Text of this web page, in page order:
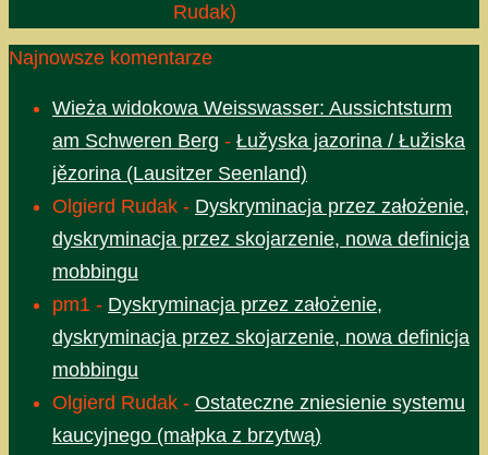
Rudak)
Najnowsze komentarze
Wieża widokowa Weisswasser: Aussichtsturm
am Schweren Berg - Łužyska jazorina / Łužiska
jězorina (Lausitzer Seenland)
Olgierd Rudak - Dyskryminacja przez założenie,
dyskryminacja przez skojarzenie, nowa definicja
mobbingu
pm1 - Dyskryminacja przez założenie,
dyskryminacja przez skojarzenie, nowa definicja
mobbingu
Olgierd Rudak - Ostateczne zniesienie systemu
kaucyjnego (małpka z brzytwą)